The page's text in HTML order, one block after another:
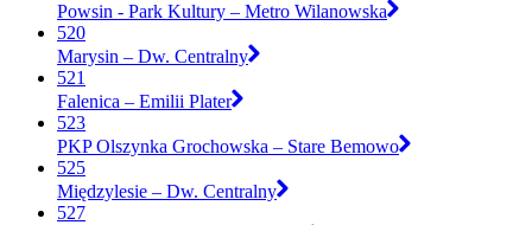
Powsin - Park Kultury – Metro Wilanowska
520
Marysin – Dw. Centralny
521
Falenica – Emilii Plater
523
PKP Olszynka Grochowska – Stare Bemowo
525
Międzylesie – Dw. Centralny
527